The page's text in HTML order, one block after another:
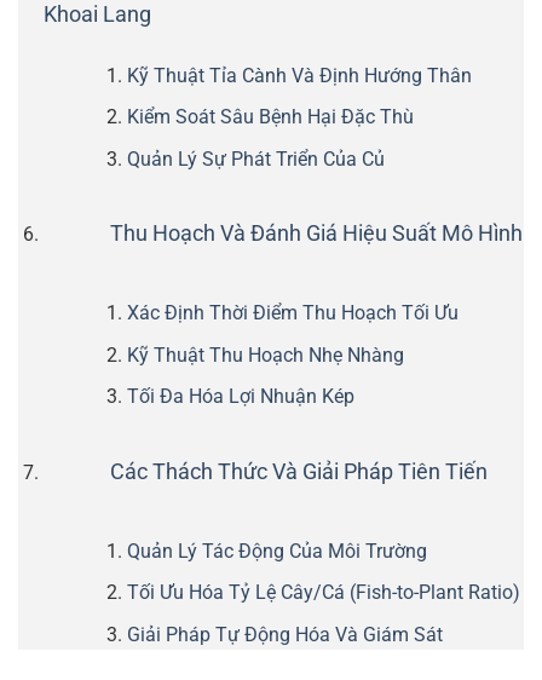
Khoai Lang
Kỹ Thuật Tỉa Cành Và Định Hướng Thân
Kiểm Soát Sâu Bệnh Hại Đặc Thù
Quản Lý Sự Phát Triển Của Củ
Thu Hoạch Và Đánh Giá Hiệu Suất Mô Hình
Xác Định Thời Điểm Thu Hoạch Tối Ưu
Kỹ Thuật Thu Hoạch Nhẹ Nhàng
Tối Đa Hóa Lợi Nhuận Kép
Các Thách Thức Và Giải Pháp Tiên Tiến
Quản Lý Tác Động Của Môi Trường
Tối Ưu Hóa Tỷ Lệ Cây/Cá (Fish-to-Plant Ratio)
Giải Pháp Tự Động Hóa Và Giám Sát